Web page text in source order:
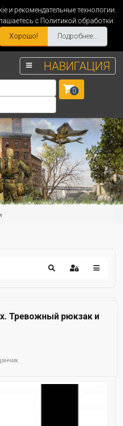
и рекомендательные технологии.
с Политикой обработки
Хорошо! Подробнее...
НАВИГАЦИЯ
0
Тревожный рюкзак и